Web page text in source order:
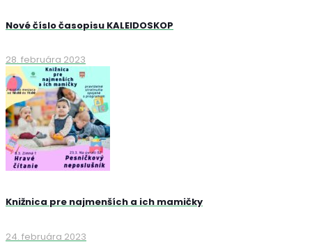
Nové číslo časopisu KALEIDOSKOP
28. februára 2023
Knižnica pre najmenších a ich mamičky
24. februára 2023